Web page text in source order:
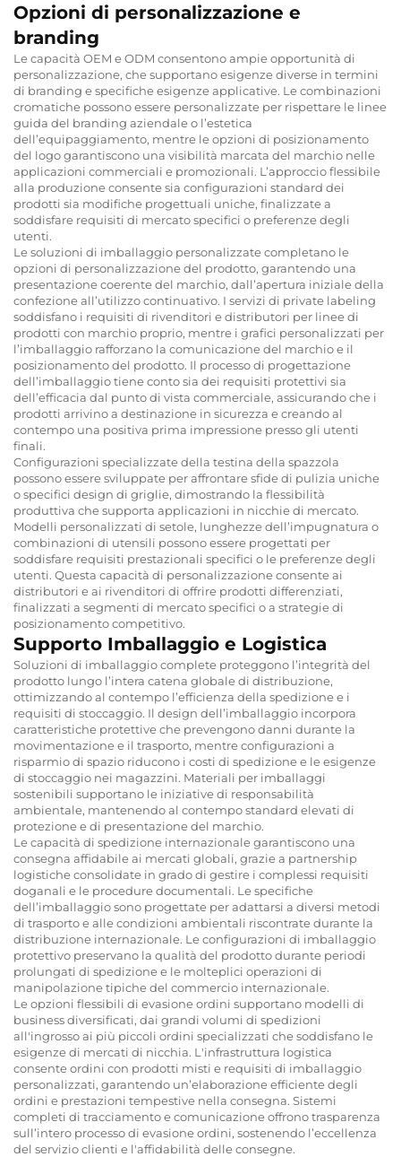
Opzioni di personalizzazione e
branding
Le capacità OEM e ODM consentono ampie opportunità di
personalizzazione, che supportano esigenze diverse in termini
di branding e specifiche esigenze applicative. Le combinazioni
cromatiche possono essere personalizzate per rispettare le linee
guida del branding aziendale o l’estetica
dell’equipaggiamento, mentre le opzioni di posizionamento
del logo garantiscono una visibilità marcata del marchio nelle
applicazioni commerciali e promozionali. L’approccio flessibile
alla produzione consente sia configurazioni standard dei
prodotti sia modifiche progettuali uniche, finalizzate a
soddisfare requisiti di mercato specifici o preferenze degli
utenti.
Le soluzioni di imballaggio personalizzate completano le
opzioni di personalizzazione del prodotto, garantendo una
presentazione coerente del marchio, dall’apertura iniziale della
confezione all’utilizzo continuativo. I servizi di private labeling
soddisfano i requisiti di rivenditori e distributori per linee di
prodotti con marchio proprio, mentre i grafici personalizzati per
l’imballaggio rafforzano la comunicazione del marchio e il
posizionamento del prodotto. Il processo di progettazione
dell’imballaggio tiene conto sia dei requisiti protettivi sia
dell’efficacia dal punto di vista commerciale, assicurando che i
prodotti arrivino a destinazione in sicurezza e creando al
contempo una positiva prima impressione presso gli utenti
finali.
Configurazioni specializzate della testina della spazzola
possono essere sviluppate per affrontare sfide di pulizia uniche
o specifici design di griglie, dimostrando la flessibilità
produttiva che supporta applicazioni in nicchie di mercato.
Modelli personalizzati di setole, lunghezze dell’impugnatura o
combinazioni di utensili possono essere progettati per
soddisfare requisiti prestazionali specifici o le preferenze degli
utenti. Questa capacità di personalizzazione consente ai
distributori e ai rivenditori di offrire prodotti differenziati,
finalizzati a segmenti di mercato specifici o a strategie di
posizionamento competitivo.
Supporto Imballaggio e Logistica
Soluzioni di imballaggio complete proteggono l’integrità del
prodotto lungo l’intera catena globale di distribuzione,
ottimizzando al contempo l’efficienza della spedizione e i
requisiti di stoccaggio. Il design dell’imballaggio incorpora
caratteristiche protettive che prevengono danni durante la
movimentazione e il trasporto, mentre configurazioni a
risparmio di spazio riducono i costi di spedizione e le esigenze
di stoccaggio nei magazzini. Materiali per imballaggi
sostenibili supportano le iniziative di responsabilità
ambientale, mantenendo al contempo standard elevati di
protezione e di presentazione del marchio.
Le capacità di spedizione internazionale garantiscono una
consegna affidabile ai mercati globali, grazie a partnership
logistiche consolidate in grado di gestire i complessi requisiti
doganali e le procedure documentali. Le specifiche
dell’imballaggio sono progettate per adattarsi a diversi metodi
di trasporto e alle condizioni ambientali riscontrate durante la
distribuzione internazionale. Le configurazioni di imballaggio
protettivo preservano la qualità del prodotto durante periodi
prolungati di spedizione e le molteplici operazioni di
manipolazione tipiche del commercio internazionale.
Le opzioni flessibili di evasione ordini supportano modelli di
business diversificati, dai grandi volumi di spedizioni
all'ingrosso ai più piccoli ordini specializzati che soddisfano le
esigenze di mercati di nicchia. L'infrastruttura logistica
consente ordini con prodotti misti e requisiti di imballaggio
personalizzati, garantendo un’elaborazione efficiente degli
ordini e prestazioni tempestive nella consegna. Sistemi
completi di tracciamento e comunicazione offrono trasparenza
sull’intero processo di evasione ordini, sostenendo l’eccellenza
del servizio clienti e l'affidabilità delle consegne.